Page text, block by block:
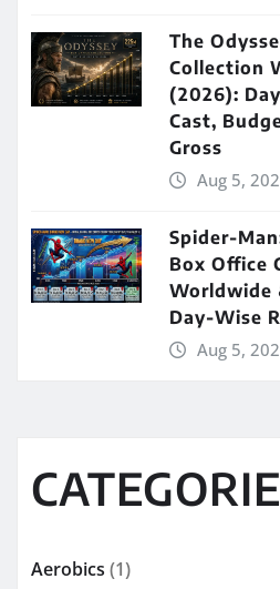
The
Collection
(2026):
Cast,
Gross
Aug 5,
Spider-
Box Office
Worldwide
Day-Wise
Aug 5,
Aerobics (1)